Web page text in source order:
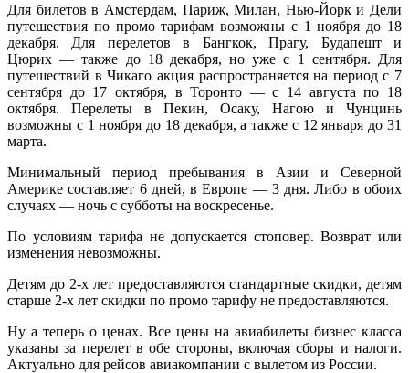
Для билетов в Амстердам, Париж, Милан, Нью-Йорк и Дели
путешествия по промо тарифам возможны с 1 ноября до 18
декабря. Для перелетов в Бангкок, Прагу, Будапешт и
Цюрих — также до 18 декабря, но уже с 1 сентября. Для
путешествий в Чикаго акция распространяется на период с 7
сентября до 17 октября, в Торонто — с 14 августа по 18
октября. Перелеты в Пекин, Осаку, Нагою и Чунцинь
возможны с 1 ноября до 18 декабря, а также с 12 января до 31
марта.
Минимальный период пребывания в Азии и Северной
Америке составляет 6 дней, в Европе — 3 дня. Либо в обоих
случаях — ночь с субботы на воскресенье.
По условиям тарифа не допускается стоповер. Возврат или
изменения невозможны.
Детям до 2-х лет предоставляются стандартные скидки, детям
старше 2-х лет скидки по промо тарифу не предоставляются.
Ну а теперь о ценах. Все цены на авиабилеты бизнес класса
указаны за перелет в обе стороны, включая сборы и налоги.
Актуально для рейсов авиакомпании с вылетом из России.